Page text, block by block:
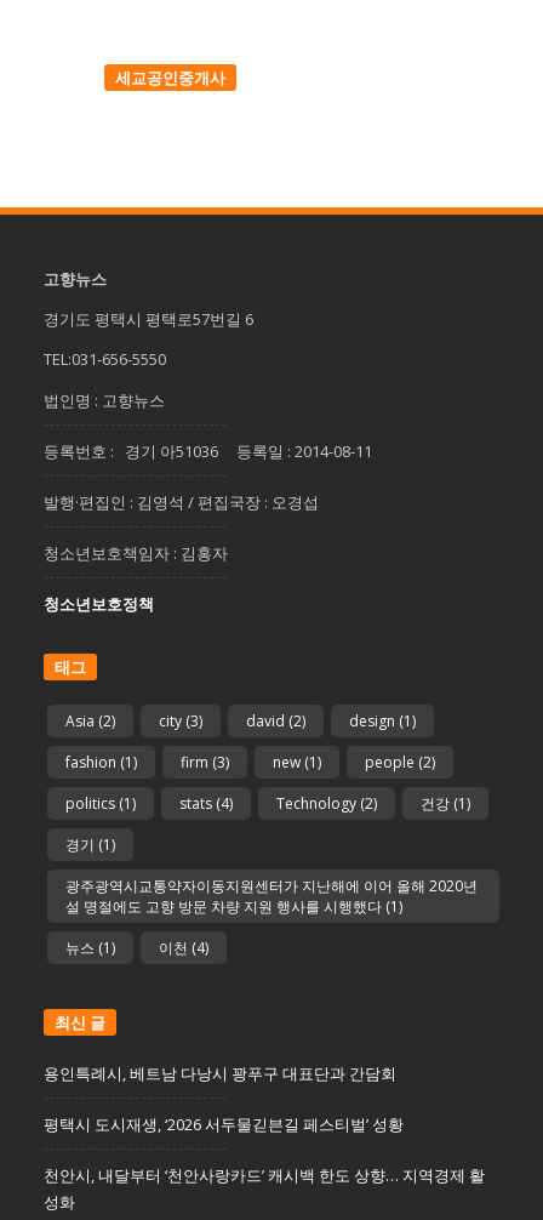
세교공인중개사
고향뉴스
경기도 평택시 평택로57번길 6
TEL:031-656-5550
법인명 : 고향뉴스
등록번호 : 경기 아51036 등록일 : 2014-08-11
발행·편집인 : 김영석 / 편집국장 : 오경섭
청소년보호책임자 : 김홍자
청소년보호정책
태그
Asia (2) city (3) david (2) design (1)
fashion (1) firm (3) new (1) people (2)
politics (1) stats (4) Technology (2) 건강 (1)
경기 (1)
광주광역시교통약자이동지원센터가 지난해에 이어 올해 2020년
설 명절에도 고향 방문 차량 지원 행사를 시행했다 (1)
뉴스 (1) 이천 (4)
최신 글
용인특례시, 베트남 다낭시 꽝푸구 대표단과 간담회
평택시 도시재생, ‘2026 서두물긷븐길 페스티벌’ 성황
천안시, 내달부터 ‘천안사랑카드’ 캐시백 한도 상향… 지역경제 활
성화